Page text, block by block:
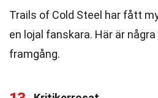
Trails of Cold Steel har fått
en lojal fanskara. Här är
framgång.